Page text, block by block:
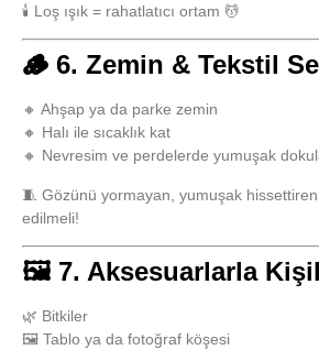
🕯️ Loş ışık = rahatlatıcı ortam 💆
🪵 6. Zemin & Tekstil
🔸 Ahşap ya da parke zemin
🔸 Halı ile sıcaklık kat
🔸 Nevresim ve perdelerde yumuşak
🧵 Gözünü yormayan, yumuşak
edilmeli!
🖼️ 7. Aksesuarlarla
🌿 Bitkiler
🖼️ Tablo ya da fotoğraf köşesi